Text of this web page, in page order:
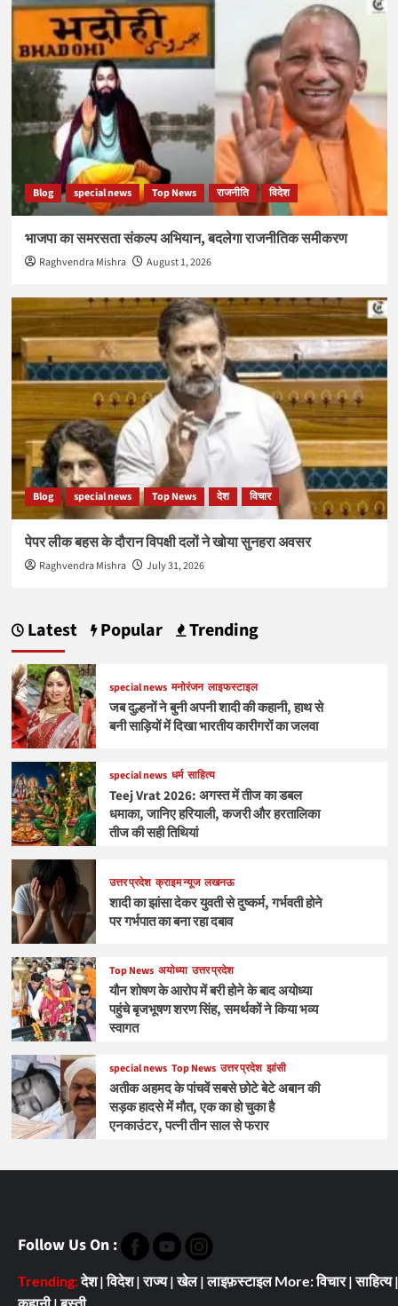
Blog special news Top News राजनीति विदेश
भाजपा का समरसता संकल्प अभियान, बदलेगा राजनीतिक समीकरण
Raghvendra Mishra August 1, 2026
Blog special news Top News देश विचार
पेपर लीक बहस के दौरान विपक्षी दलों ने खोया सुनहरा अवसर
Raghvendra Mishra July 31, 2026
Latest Popular Trending
special news मनोरंजन लाइफस्टाइल
जब दुल्हनों ने बुनी अपनी शादी की कहानी, हाथ से
बनी साड़ियों में दिखा भारतीय कारीगरों का जलवा
special news धर्म साहित्य
Teej Vrat 2026: अगस्त में तीज का डबल
धमाका, जानिए हरियाली, कजरी और हरतालिका
तीज की सही तिथियां
उत्तर प्रदेश क्राइम न्यूज लखनऊ
शादी का झांसा देकर युवती से दुष्कर्म, गर्भवती होने
पर गर्भपात का बना रहा दबाव
Top News अयोध्या उत्तर प्रदेश
यौन शोषण के आरोप में बरी होने के बाद अयोध्या
पहुंचे बृजभूषण शरण सिंह, समर्थकों ने किया भव्य
स्वागत
special news Top News उत्तर प्रदेश झांसी
अतीक अहमद के पांचवें सबसे छोटे बेटे अबान की
सड़क हादसे में मौत, एक का हो चुका है
एनकाउंटर, पत्नी तीन साल से फरार
Follow Us On :
Trending:देश|विदेश|राज्य|खेल|लाइफ़स्टाइल More:विचार|साहित्य|